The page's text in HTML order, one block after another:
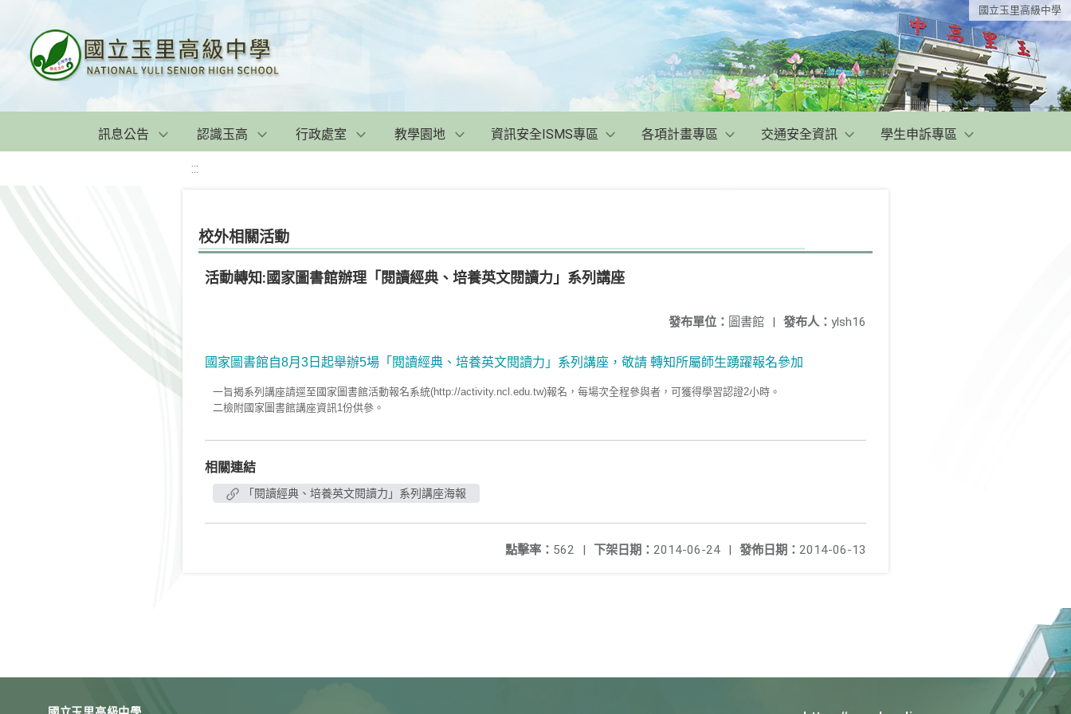
國立玉里高級中學
訊息公告 認識玉高 行政處室 教學園地 資訊安全ISMS專區 各項計畫專區 交通安全資訊 學生申訴專區
:::
校外相關活動
活動轉知:國家圖書館辦理「閱讀經典、培養英文閱讀力」系列講座
發布人： ylsh16
發布單位： 圖書館 |
國家圖書館自8月3日起舉辦5場「閱讀經典、培養英文閱讀力」系列講座，敬請 轉知所屬師生踴躍報名參加
一旨揭系列講座請逕至國家圖書館活動報名系統(http://activity.ncl.edu.tw)報名，每場次全程參與者，可獲得學習認證2小時。
二檢附國家圖書館講座資訊1份供參。
相關連結
「閱讀經典、培養英文閱讀力」系列講座海報
發佈日期： 2014-06-13
下架日期： 2014-06-24 |
點擊率： 562 |